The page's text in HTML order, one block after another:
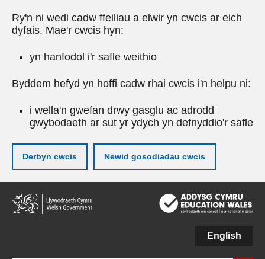
Ry'n ni wedi cadw ffeiliau a elwir yn cwcis ar eich
dyfais. Mae'r cwcis hyn:
yn hanfodol i'r safle weithio
Byddem hefyd yn hoffi cadw rhai cwcis i'n helpu ni:
i wella'n gwefan drwy gasglu ac adrodd
gwybodaeth ar sut yr ydych yn defnyddio'r safle
Derbyn cwcis Newid gosodiadau cwcis
Neidio
i'r
prif
English